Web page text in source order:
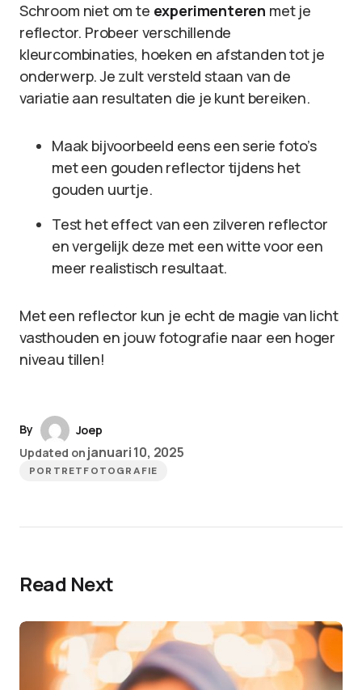
Schroom niet om te experimenteren met je
reflector. Probeer verschillende
kleurcombinaties, hoeken en afstanden tot je
onderwerp. Je zult versteld staan van de
variatie aan resultaten die je kunt bereiken.
Maak bijvoorbeeld eens een serie foto’s
met een gouden reflector tijdens het
gouden uurtje.
Test het effect van een zilveren reflector
en vergelijk deze met een witte voor een
meer realistisch resultaat.
Met een reflector kun je echt de magie van licht
vasthouden en jouw fotografie naar een hoger
niveau tillen!
By
Joep
Updated on januari 10, 2025
PORTRETFOTOGRAFIE
Read Next